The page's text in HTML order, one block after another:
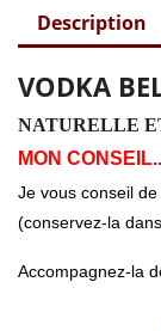
Description
VODKA
NATURELLE
MON
Je vous conseil
(conservez-la
Accompagnez-la